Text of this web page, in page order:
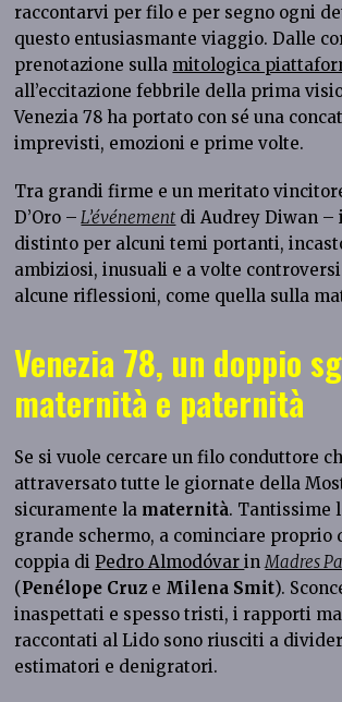
raccontarvi per filo e per segno ogni
questo entusiasmante viaggio. Dalle
prenotazione sulla mitologica
all’eccitazione febbrile della prima
Venezia 78 ha portato con sé una
imprevisti, emozioni e prime volte.
Tra grandi firme e un meritato
D’Oro – L’événement di Audrey Diwan –
distinto per alcuni temi portanti,
ambiziosi, inusuali e a volte
alcune riflessioni, come quella sulla
Venezia 78, un doppio
maternità e paternità
Se si vuole cercare un filo conduttore
attraversato tutte le giornate della
sicuramente la maternità. Tantissime
grande schermo, a cominciare proprio
coppia diPedro Almodóvarin Madres
(Penélope Cruz e Milena Smit).
inaspettati e spesso tristi, i rapporti
raccontati al Lido sono riusciti a
estimatori e denigratori.